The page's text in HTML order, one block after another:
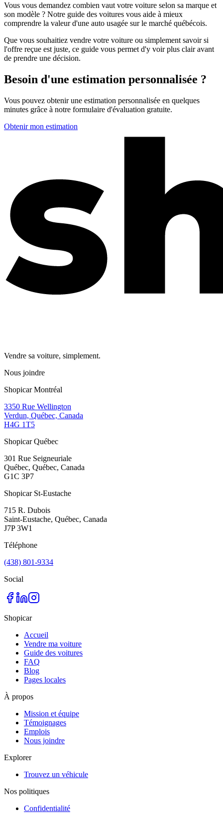
Vous vous demandez combien vaut votre voiture selon sa marque et
son modèle ? Notre guide des voitures vous aide à mieux
comprendre la valeur d'une auto usagée sur le marché québécois.
Que vous souhaitiez vendre votre voiture ou simplement savoir si
l'offre reçue est juste, ce guide vous permet d'y voir plus clair avant
de prendre une décision.
Besoin d'une estimation personnalisée ?
Vous pouvez obtenir une estimation personnalisée en quelques
minutes grâce à notre formulaire d'évaluation gratuite.
Obtenir mon estimation
Vendre sa voiture, simplement.
Nous joindre
Shopicar Montréal
3350 Rue Wellington
Verdun, Québec, Canada
H4G 1T5
Shopicar Québec
301 Rue Seigneuriale
Québec, Québec, Canada
G1C 3P7
Shopicar St-Eustache
715 R. Dubois
Saint-Eustache, Québec, Canada
J7P 3W1
Téléphone
(438) 801-9334
Social
Shopicar
Accueil
Vendre ma voiture
Guide des voitures
FAQ
Blog
Pages locales
À propos
Mission et équipe
Témoignages
Emplois
Nous joindre
Explorer
Trouvez un véhicule
Nos politiques
Confidentialité